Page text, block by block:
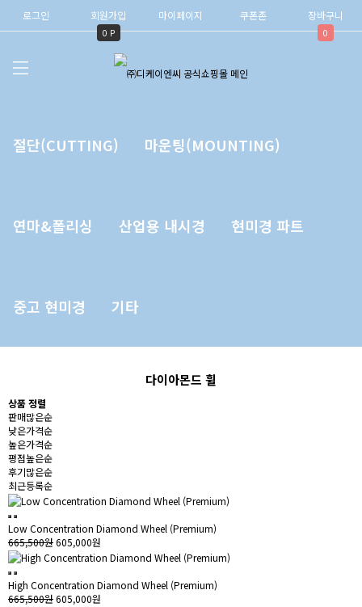
로그인 회원가입
0 P
마이페이지 쿠폰존 장바구니
0
절단(CUTTING) 마운팅(MOUNTING)
연마&폴리싱 산업용 내시경 현미경 파트
중고 현미경 기타
다이아몬드 휠
상품 정렬
판매많은순
낮은가격순
높은가격순
평점높은순
후기많은순
최근등록순
Low Concentration Diamond Wheel (Premium)
665,500원605,000원
High Concentration Diamond Wheel (Premium)
665,500원605,000원